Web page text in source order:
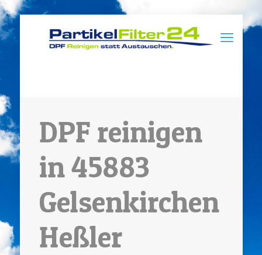
DPF reinigen
in 45883
Gelsenkirchen
Heßler